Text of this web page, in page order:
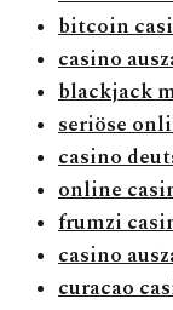
bitcoin
casino
blackjack
seriöse
casino
online
frumzi
casino
curacao